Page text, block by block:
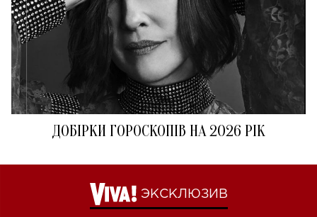
ДОБІРКИ ГОРОСКОПІВ НА 2026 РІК
ЭКСКЛЮЗИВ